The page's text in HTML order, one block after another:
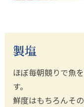
製塩
ほぼ毎朝競りで魚
す。
鮮度はもちろんそ